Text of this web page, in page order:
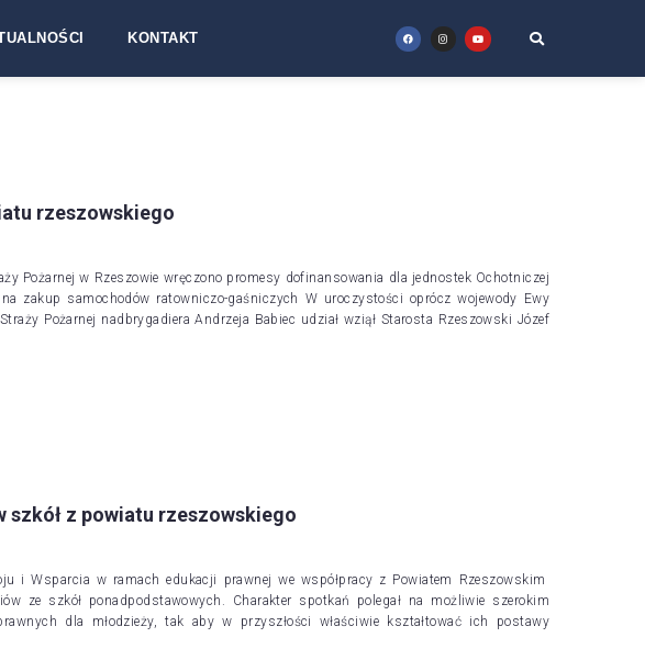
KONTAKT
rzeszowskiego
Pożarnej w Rzeszowie wręczono promesy dofinansowania dla jednostek Ochotniczej
zakup samochodów ratowniczo-gaśniczych W uroczystości oprócz wojewody Ewy
Pożarnej nadbrygadiera Andrzeja Babiec udział wziął Starosta Rzeszowski Józef
szkół z powiatu rzeszowskiego
i Wsparcia w ramach edukacji prawnej we współpracy z Powiatem Rzeszowskim
ze szkół ponadpodstawowych. Charakter spotkań polegał na możliwie szerokim
dla młodzieży, tak aby w przyszłości właściwie kształtować ich postawy